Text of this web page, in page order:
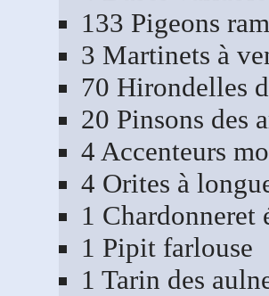
133 Pigeons
3 Martinets à
70 Hirondelles
20 Pinsons des
4 Accenteurs
4 Orites à
1 Chardonneret
1 Pipit farlouse
1 Tarin des